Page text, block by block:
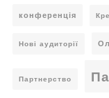
конференція
Нові аудиторії
Партнерство